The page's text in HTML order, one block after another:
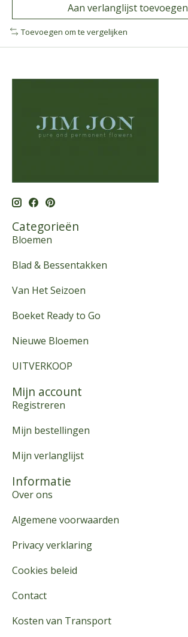
Aan verlanglijst toevoegen
Toevoegen om te vergelijken
Categorieën
Bloemen
Blad & Bessentakken
Van Het Seizoen
Boeket Ready to Go
Nieuwe Bloemen
UITVERKOOP
Mijn account
Registreren
Mijn bestellingen
Mijn verlanglijst
Informatie
Over ons
Algemene voorwaarden
Privacy verklaring
Cookies beleid
Contact
Kosten van Transport